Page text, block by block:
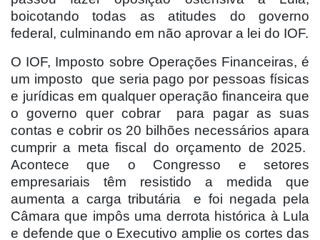
boicotando todas as atitudes do governo
federal, culminando em não aprovar a lei do IOF.
O IOF, Imposto sobre Operações Financeiras, é
um imposto
que seria pago por pessoas físicas
e jurídicas em qualquer operação financeira que
o governo quer cobrar
para pagar as suas
contas e cobrir os 20 bilhões necessários apara
cumprir a meta fiscal do orçamento de 2025.
Acontece que o Congresso e setores
empresariais têm resistido a medida que
aumenta a carga tributária
e foi negada pela
Câmara que impôs uma derrota histórica à Lula
e defende que o Executivo amplie os cortes das